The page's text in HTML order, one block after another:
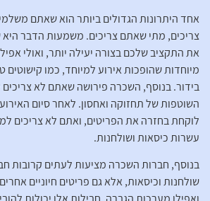
אחד היתרונות הגדולים ביותר הוא שאתם
צריכים, מתי שאתם צריכים. משמעות הדבר
את התקציב שלכם בצורה יעילה יותר, ואולי
מיוחדות שהופכות אירוע למיוחד, כמו קישוטים
בידור. בנוסף, השכרה פירושה שאתם לא צריכים
השוטפות של תחזוקה ואחסון. לאחר סיום
לוקחת בחזרה את הפריטים, ואתם לא צריכים
עשרות כיסאות ושולחנות.
בנוסף, חברות השכרה מציעות לעתים קרובות
שולחנות וכיסאות, אלא גם פריטים חיוניים